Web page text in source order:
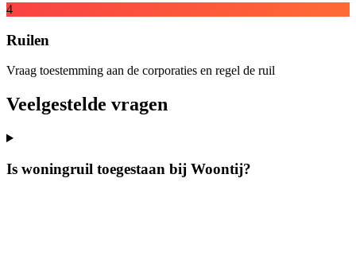
4
Ruilen
Vraag toestemming aan de corporaties en regel de ruil
Veelgestelde vragen
Is woningruil toegestaan bij Woontij?